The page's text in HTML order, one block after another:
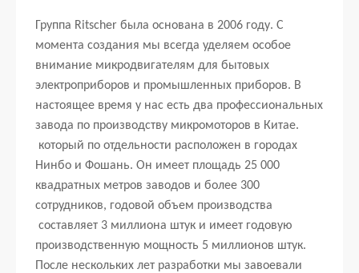
Группа Ritscher была основана в 2006 году. С
момента создания мы всегда уделяем особое
внимание микродвигателям для бытовых
электроприборов и промышленных приборов. В
настоящее время у нас есть два профессиональных
завода по производству микромоторов в Китае.
который по отдельности расположен в городах
Нинбо и Фошань. Он имеет площадь 25 000
квадратных метров заводов и более 300
сотрудников, годовой объем производства
составляет 3 миллиона штук и имеет годовую
производственную мощность 5 миллионов штук.
После нескольких лет разработки мы завоевали